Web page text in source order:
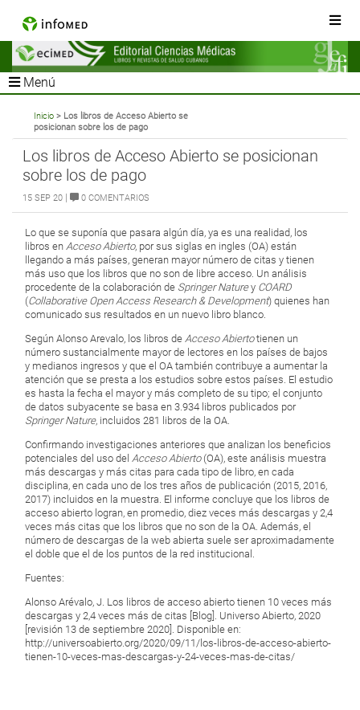
Menú
Inicio > Los libros de Acceso Abierto se
posicionan sobre los de pago
Los libros de Acceso Abierto se posicionan
sobre los de pago
15 SEP 20 | 0 COMENTARIOS
Lo que se suponía que pasara algún día, ya es una realidad, los
libros en Acceso Abierto, por sus siglas en ingles (OA) están
llegando a más países, generan mayor número de citas y tienen
más uso que los libros que no son de libre acceso. Un análisis
procedente de la colaboración de Springer Naturey COARD
(Collaborative Open Access Research & Development) quienes han
comunicado sus resultados en un nuevo libro blanco.
Según Alonso Arevalo, los libros de Acceso Abiertotienen un
número sustancialmente mayor de lectores en los países de bajos
y medianos ingresos y que el OA también contribuye a aumentar la
atención que se presta a los estudios sobre estos países. El estudio
es hasta la fecha el mayor y más completo de su tipo; el conjunto
de datos subyacente se basa en 3.934 libros publicados por
Springer Nature, incluidos 281 libros de la OA.
Confirmando investigaciones anteriores que analizan los beneficios
potenciales del uso del Acceso Abierto(OA), este análisis muestra
más descargas y más citas para cada tipo de libro, en cada
disciplina, en cada uno de los tres años de publicación (2015, 2016,
2017) incluidos en la muestra. El informe concluye que los libros de
acceso abierto logran, en promedio, diez veces más descargas y 2,4
veces más citas que los libros que no son de la OA. Además, el
número de descargas de la web abierta suele ser aproximadamente
el doble que el de los puntos de la red institucional.
Fuentes:
Alonso Arévalo, J. Los libros de acceso abierto tienen 10 veces más
descargas y 2,4 veces más de citas [Blog]. Universo Abierto, 2020
[revisión 13 de septiembre 2020]. Disponible en:
http://universoabierto.org/2020/09/11/los-libros-de-acceso-abierto-
tienen-10-veces-mas-descargas-y-24-veces-mas-de-citas/